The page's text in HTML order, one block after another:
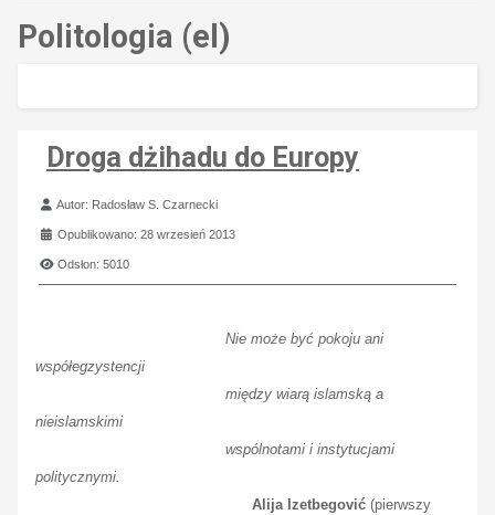
Politologia (el)
Droga dżihadu do Europy
Szczegóły
Autor: Radosław S. Czarnecki
Opublikowano: 28 wrzesień 2013
Odsłon: 5010
Nie może być pokoju ani
współegzystencji
między wiarą islamską a
nieislamskimi
wspólnotami i instytucjami
politycznymi.
Alija Izetbegović (pierwszy